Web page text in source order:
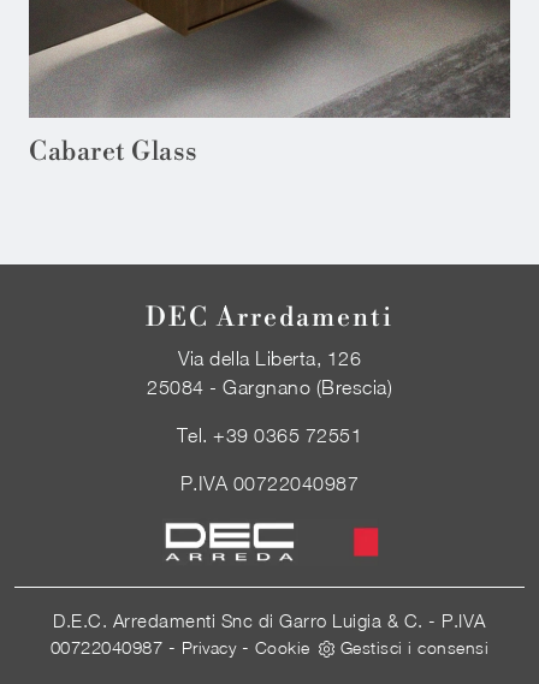
Cabaret Glass
DEC Arredamenti
Via della Liberta, 126
25084 - Gargnano (Brescia)
Tel.+39 0365 72551
P.IVA 00722040987
D.E.C. Arredamenti Snc di Garro Luigia & C. - P.IVA
00722040987 - Privacy- Cookie Gestisci i consensi